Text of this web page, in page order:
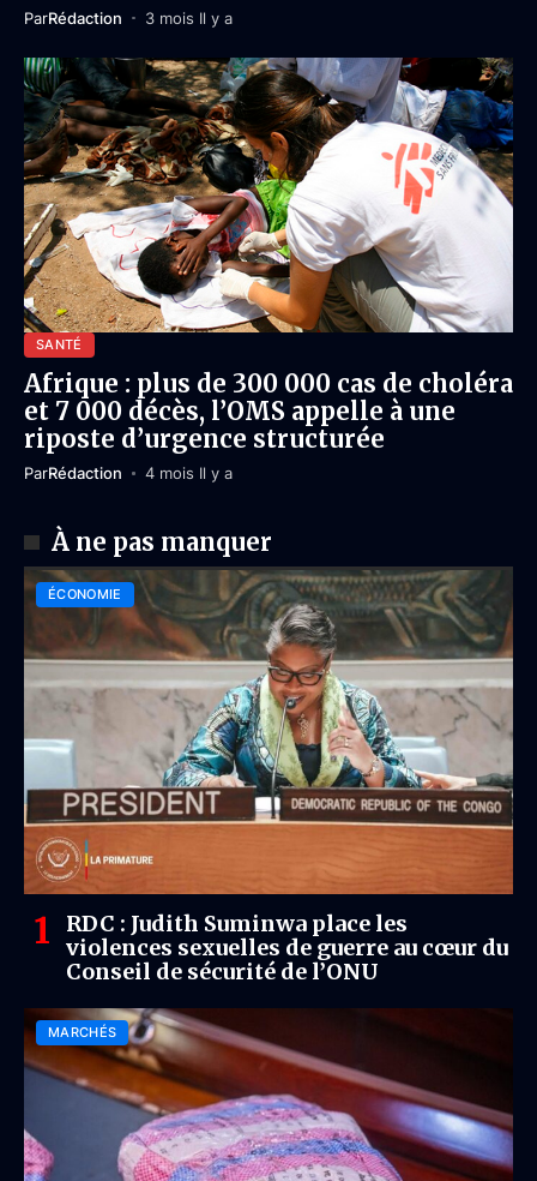
ParRédaction 3 mois Il y a
SANTÉ
Afrique : plus de 300 000 cas de choléra
et 7 000 décès, l’OMS appelle à une
riposte d’urgence structurée
ParRédaction 4 mois Il y a
À ne pas manquer
ÉCONOMIE
RDC : Judith Suminwa place les
violences sexuelles de guerre au cœur du
Conseil de sécurité de l’ONU
MARCHÉS